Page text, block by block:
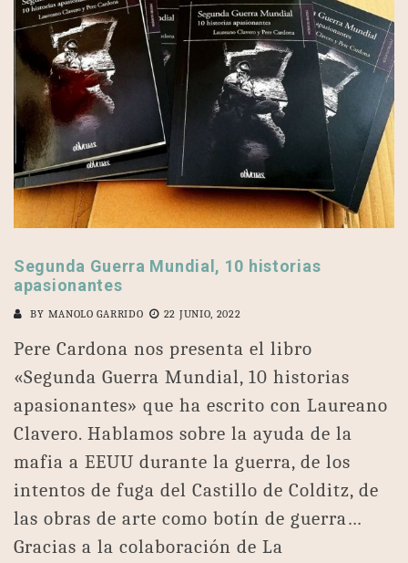
Segunda Guerra Mundial, 10 historias
apasionantes
BY MANOLO GARRIDO 22 JUNIO, 2022
Pere Cardona nos presenta el libro
«Segunda Guerra Mundial, 10 historias
apasionantes» que ha escrito con Laureano
Clavero. Hablamos sobre la ayuda de la
mafia a EEUU durante la guerra, de los
intentos de fuga del Castillo de Colditz, de
las obras de arte como botín de guerra…
Gracias a la colaboración de La